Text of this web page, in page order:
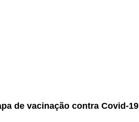
de vacinação contra Covid-19